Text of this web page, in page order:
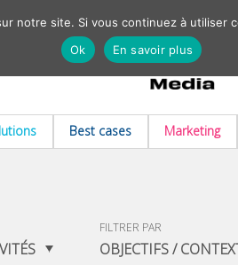
Best cases Marketing
FILTRER PAR
OBJECTIFS /
notre site. Si vous continuez à
Ok
En savoir plus